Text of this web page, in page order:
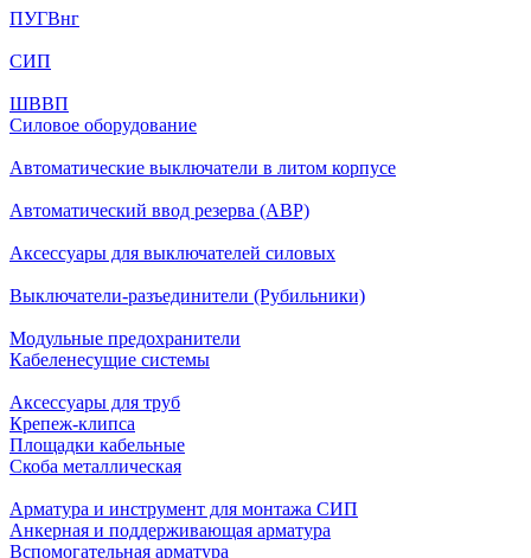
ПУГВнг
СИП
ШВВП
Силовое оборудование
Автоматические выключатели в литом корпусе
Автоматический ввод резерва (АВР)
Аксессуары для выключателей силовых
Выключатели-разъединители (Рубильники)
Модульные предохранители
Кабеленесущие системы
Аксессуары для труб
Крепеж-клипса
Площадки кабельные
Скоба металлическая
Арматура и инструмент для монтажа СИП
Анкерная и поддерживающая арматура
Вспомогательная арматура